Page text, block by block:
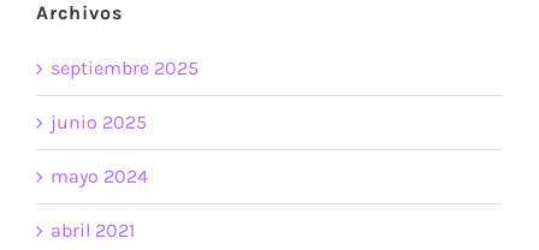
Archivos
septiembre 2025
junio 2025
mayo 2024
abril 2021